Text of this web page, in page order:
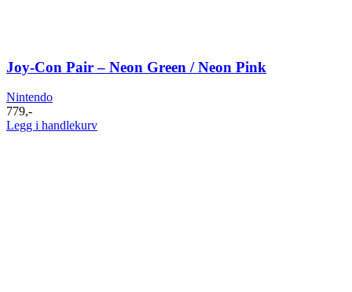
Joy-Con Pair – Neon Green / Neon Pink
Nintendo
779,-
Legg i handlekurv